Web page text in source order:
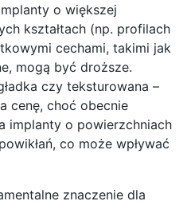
o większej
kształtach (np. profilach
cechami, takimi jak
mogą być droższe.
czy teksturowana –
cenę, choć obecnie
implanty o powierzchniach
co może wpływać
znaczenie dla